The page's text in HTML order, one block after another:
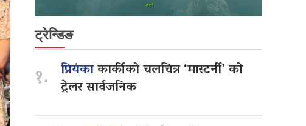
ट्रेन्डिङ
१. प्रियंकाकार्कीको चलचित्र ‘मास्टर्नी’ को
ट्रेलर सार्वजनिक